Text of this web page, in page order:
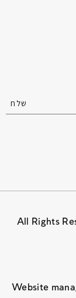
© 2020 All
Website